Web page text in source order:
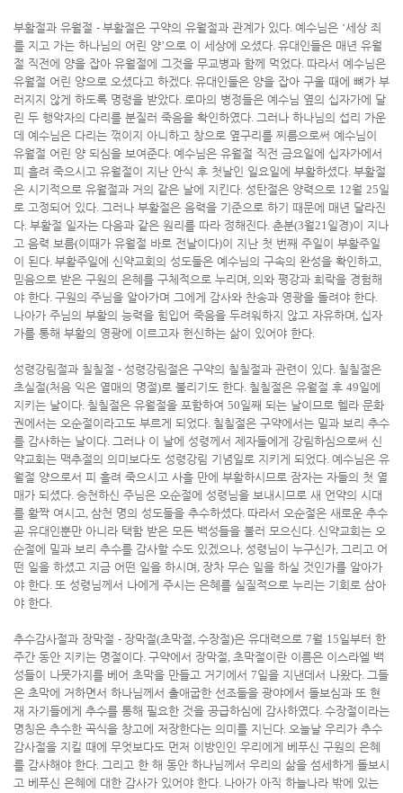
부활절과 유월절 - 부활절은 구약의 유월절과 관계가 있다. 예수님은 ‘세상 죄
를 지고 가는 하나님의 어린 양’으로 이 세상에 오셨다. 유대인들은 매년 유월
절 직전에 양을 잡아 유월절에 그것을 무교병과 함께 먹었다. 따라서 예수님은
유월절 어린 양으로 오셨다고 하겠다. 유대인들은 양을 잡아 구울 때에 뼈가 부
러지지 않게 하도록 명령을 받았다. 로마의 병정들은 예수님 옆의 십자가에 달
린 두 행악자의 다리를 분질러 죽음을 확인하였다. 그러나 하나님의 섭리 가운
데 예수님은 다리는 꺾이지 아니하고 창으로 옆구리를 찌름으로써 예수님이
유월절 어린 양 되심을 보여준다. 예수님은 유월절 직전 금요일에 십자가에서
피 흘려 죽으시고 유월절이 지난 안식 후 첫날인 일요일에 부활하셨다. 부활절
은 시기적으로 유월절과 거의 같은 날에 지킨다. 성탄절은 양력으로 12월 25일
로 고정되어 있다. 그러나 부활절은 음력을 기준으로 하기 때문에 매년 달라진
다. 부활절 일자는 다음과 같은 원리를 따라 정해진다. 춘분(3월21일경)이 지나
고 음력 보름(이때가 유월절 바로 전날이다)이 지난 첫 번째 주일이 부활주일
이 된다. 부활주일에 신약교회의 성도들은 예수님의 구속의 완성을 확인하고,
믿음으로 받은 구원의 은혜를 구체적으로 누리며 , 의와 평강과 희락을 경험해
야 한다. 구원의 주님을 알아가며 그에게 감사와 찬송과 영광을 돌려야 한다.
나아가 주님의 부활의 능력을 힘입어 죽음을 두려워하지 않고 자유하며 , 십자
가를 통해 부활의 영광에 이르고자 헌신하는 삶이 있어야 한다.
성령강림절과 칠칠절 - 성령강림절은 구약의 칠칠절과 관련이 있다. 칠칠절은
초실절(처음 익은 열매의 명절)로 불리기도 한다. 칠칠절은 유월절 후 49일에
지키는 날이다. 칠칠절은 유월절을 포함하여 50일째 되는 날이므로 헬라 문화
권에서는 오순절이라고도 부르게 되었다. 칠칠절은 구약에서는 밀과 보리 추수
를 감사하는 날이다. 그러나 이 날에 성령께서 제자들에게 강림하심으로써 신
약교회는 맥추절의 의미보다도 성령강림 기념일로 지키게 되었다. 예수님은 유
월절 양으로서 피 흘려 죽으시고 사흘 만에 부활하시므로 잠자는 자들의 첫 열
매가 되셨다. 승천하신 주님은 오순절에 성령님을 보내시므로 새 언약의 시대
를 활짝 여시고, 삼천 명의 성도들을 추수하셨다. 따라서 오순절은 새로운 추수
곧 유대인뿐만 아니라 택함 받은 모든 백성들을 불러 모으신다. 신약교회는 오
순절에 밀과 보리 추수를 감사할 수도 있겠으나, 성령님이 누구신가, 그리고 어
떤 일을 하셨고 지금 어떤 일을 하시며 , 장차 무슨 일을 하실 것인가를 알아가
야 한다. 또 성령님께서 나에게 주시는 은혜를 실질적으로 누리는 기회로 삼아
야 한다.
추수감사절과 장막절 - 장막절(초막절, 수장절)은 유대력으로 7월 15일부터 한
주간 동안 지키는 명절이다. 구약에서 장막절, 초막절이란 이름은 이스라엘 백
성들이 나뭇가지를 베어 초막을 만들고 거기에서 7일을 지낸데서 나왔다. 그들
은 초막에 거하면서 하나님께서 출애굽한 선조들을 광야에서 돌보심과 또 현
재 자기들에게 추수를 통해 필요한 것을 공급하심에 감사하였다. 수장절이라는
명칭은 추수한 곡식을 창고에 저장한다는 의미를 지닌다. 오늘날 우리가 추수
감사절을 지킬 때에 무엇보다도 먼저 이방인인 우리에게 베푸신 구원의 은혜
를 감사해야 한다. 그리고 한 해 동안 하나님께서 우리의 삶을 섬세하게 돌보시
고 베푸신 은혜에 대한 감사가 있어야 한다. 나아가 아직 하늘나라 밖에 있는